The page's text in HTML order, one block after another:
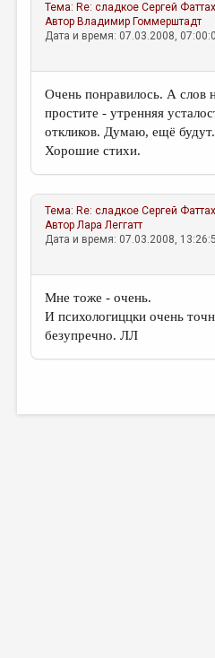
РЕЦЕНЗИРОВАНИЕ
МЕДИА
ВКОНТАКТЕ
Тема: Re: сладкое Сергей
Автор Владимир Гоммерштадт
Дата и время: 07.03.2008,
Очень понравилось. А слов
простите - утренняя
откликов. Думаю, ещё
Хорошие стихи.
Тема: Re: сладкое Сергей
АвторЛара Леггатт
Дата и время: 07.03.2008,
Мне тоже - очень.
И психологиццки очень
безупречно. ЛЛ